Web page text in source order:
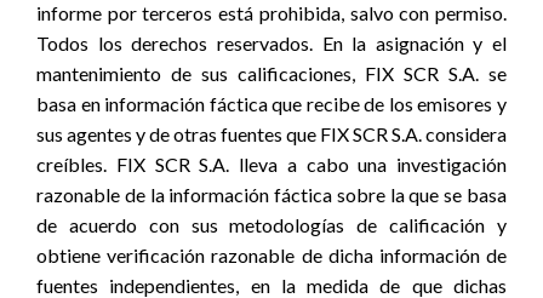
informe por terceros está prohibida, salvo con permiso.
Todos los derechos reservados. En la asignación y el
mantenimiento de sus calificaciones, FIX SCR S.A. se
basa en información fáctica que recibe de los emisores y
sus agentes y de otras fuentes que FIX SCR S.A. considera
creíbles. FIX SCR S.A. lleva a cabo una investigación
razonable de la información fáctica sobre la que se basa
de acuerdo con sus metodologías de calificación y
obtiene verificación razonable de dicha información de
fuentes independientes, en la medida de que dichas